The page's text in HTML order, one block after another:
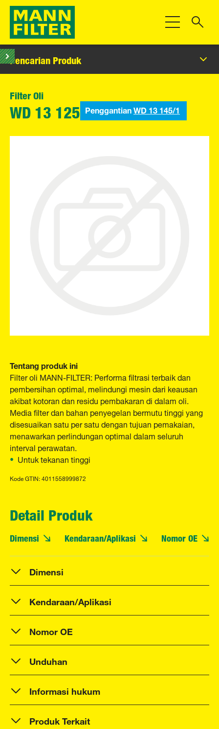
Beralih
Pencarian Produk
Filter Oli
WD 13 125 PenggantianWD 13 145/1
Tentang produk ini
Filter oli MANN-FILTER: Performa filtrasi terbaik dan
pembersihan optimal, melindungi mesin dari keausan
akibat kotoran dan residu pembakaran di dalam oli.
Media filter dan bahan penyegelan bermutu tinggi yang
disesuaikan satu per satu dengan tujuan pemakaian,
menawarkan perlindungan optimal dalam seluruh
interval perawatan.
Untuk tekanan tinggi
Kode GTIN: 4011558999872
Detail Produk
Dimensi Kendaraan/Aplikasi Nomor OE
Dimensi
Kendaraan/Aplikasi
Nomor OE
Unduhan
Informasi hukum
Produk Terkait